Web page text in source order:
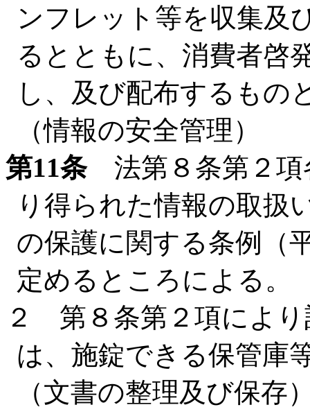
ンフレット等を収集及
るとともに、消費者啓
し、及び配布するもの
（情報の安全管理）
第11条法第８条第２項
り得られた情報の取扱
の保護に関する条例（
定めるところによる。
２ 第８条第２項によ
は、施錠できる保管庫
（文書の整理及び保存